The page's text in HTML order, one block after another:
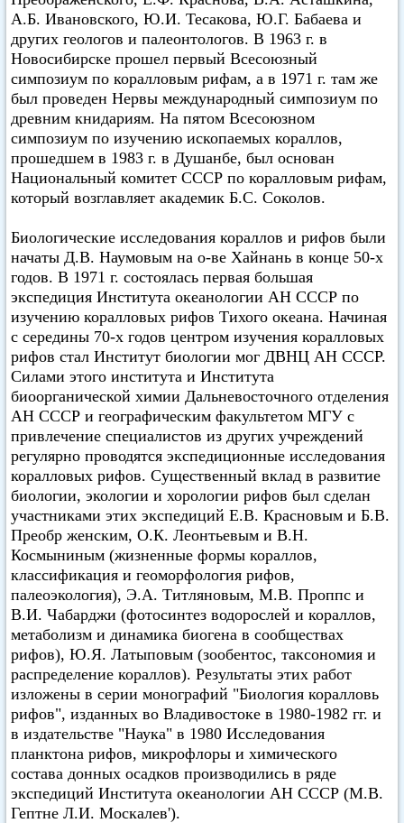
А.Б. Ивановского, Ю.И. Тесакова, Ю.Г. Бабаева и
других геологов и палеонтологов. В 1963 г. в
Новосибирске прошел первый Всесоюзный
симпозиум по коралловым рифам, а в 1971 г. там же
был проведен Нервы международный симпозиум по
древним книдариям. На пятом Всесоюзном
симпозиум по изучению ископаемых кораллов,
прошедшем в 1983 г. в Душанбе, был основан
Национальный комитет СССР по коралловым рифам,
который возглавляет академик Б.С. Соколов.
Биологические исследования кораллов и рифов были
начаты Д.В. Наумовым на o-ве Хайнань в конце 50-х
годов. В 1971 г. состоялась первая большая
экспедиция Института океанологии АН СССР по
изучению коралловых рифов Тихого океана. Начиная
с середины 70-х годов центром изучения коралловых
рифов стал Институт биологии мог ДВНЦ АН СССР.
Силами этого института и Института
биоорганической химии Дальневосточного отделения
АН СССР и географическим факультетом МГУ с
привлечение специалистов из других учреждений
регулярно проводятся экспедиционные исследования
коралловых рифов. Существенный вклад в развитие
биологии, экологии и хорологии рифов был сделан
участниками этих экспедиций Е.В. Красновым и Б.В.
Преобр женским, О.К. Леонтьевым и В.Н.
Космыниным (жизненные формы кораллов,
классификация и геоморфология рифов,
палеоэкология), Э.А. Титляновым, М.В. Проппс и
В.И. Чабарджи (фотосинтез водорослей и кораллов,
метаболизм и динамика биогена в сообществах
рифов), Ю.Я. Латыповым (зообентос, таксономия и
распределение кораллов). Результаты этих работ
изложены в серии монографий "Биология коралловь
рифов", изданных во Владивостоке в 1980-1982 гг. и
в издательстве "Наука" в 1980 Исследования
планктона рифов, микрофлоры и химического
состава донных осадков производились в ряде
экспедиций Института океанологии АН СССР (М.В.
Гептне Л.И. Москалев').